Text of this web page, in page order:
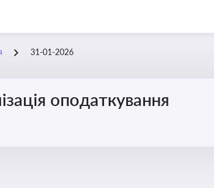
31-01-2026
оподаткування